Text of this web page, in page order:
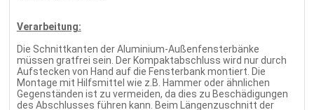
Verarbeitung:
Die Schnittkanten der Aluminium-Außenfensterbänke
müssen gratfrei sein. Der Kompaktabschluss wird nur durch
Aufstecken von Hand auf die Fensterbank montiert. Die
Montage mit Hilfsmittel wie z.B. Hammer oder ähnlichen
Gegenständen ist zu vermeiden, da dies zu Beschädigungen
des Abschlusses führen kann. Beim Längenzuschnitt der